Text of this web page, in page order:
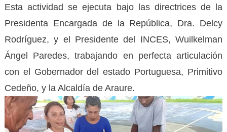
Esta actividad se ejecuta bajo las directrices de la
Presidenta Encargada de la República, Dra. Delcy
Rodríguez, y el Presidente del INCES, Wuilkelman
Ángel Paredes, trabajando en perfecta articulación
con el Gobernador del estado Portuguesa, Primitivo
Cedeño, y la Alcaldía de Araure.